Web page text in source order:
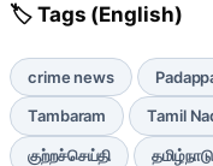
🏷️ Tags (English)
crime news
Tambaram Tamil
குற்றச்செய்தி